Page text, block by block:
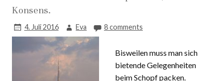
Dubai mit Kind – zwei Perspektiven, ein
Konsens.
4. Juli 2016 Eva
Bisweilen muss man sich
bietende Gelegenheiten